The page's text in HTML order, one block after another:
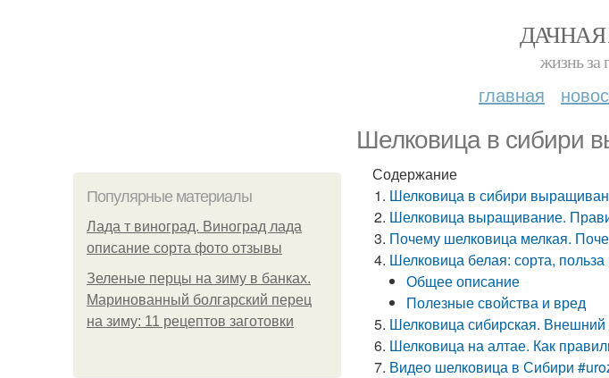
жизнь за
главная
Шелковица в сибири
Популярные материалы
Лада т виноград. Виноград лада
описание сорта фото отзывы
Зеленые перцы на зиму в банках.
Маринованный болгарский перец
на зиму: 11 рецептов заготовки
Содержание
Шелковица в сибири
Шелковица выращивание.
Почему шелковица мелкая.
Шелковица белая: сорта,
Общее описание
Полезные свойства и вред
Шелковица сибирская. Внешний
Шелковица на алтае. Как
Видео шелковица в Сибири